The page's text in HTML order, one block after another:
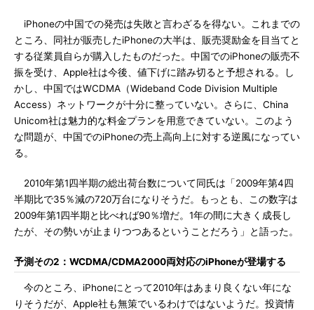
iPhoneの中国での発売は失敗と言わざるを得ない。これまでの
ところ、同社が販売したiPhoneの大半は、販売奨励金を目当てと
する従業員自らが購入したものだった。中国でのiPhoneの販売不
振を受け、Apple社は今後、値下げに踏み切ると予想される。し
かし、中国ではWCDMA（Wideband Code Division Multiple
Access）ネットワークが十分に整っていない。さらに、China
Unicom社は魅力的な料金プランを用意できていない。このよう
な問題が、中国でのiPhoneの売上高向上に対する逆風になってい
る。
2010年第1四半期の総出荷台数について同氏は「2009年第4四
半期比で35％減の720万台になりそうだ。もっとも、この数字は
2009年第1四半期と比べれば90％増だ。1年の間に大きく成長し
たが、その勢いが止まりつつあるということだろう」と語った。
予測その2：WCDMA/CDMA2000両対応のiPhoneが登場する
今のところ、iPhoneにとって2010年はあまり良くない年にな
りそうだが、Apple社も無策でいるわけではないようだ。投資情